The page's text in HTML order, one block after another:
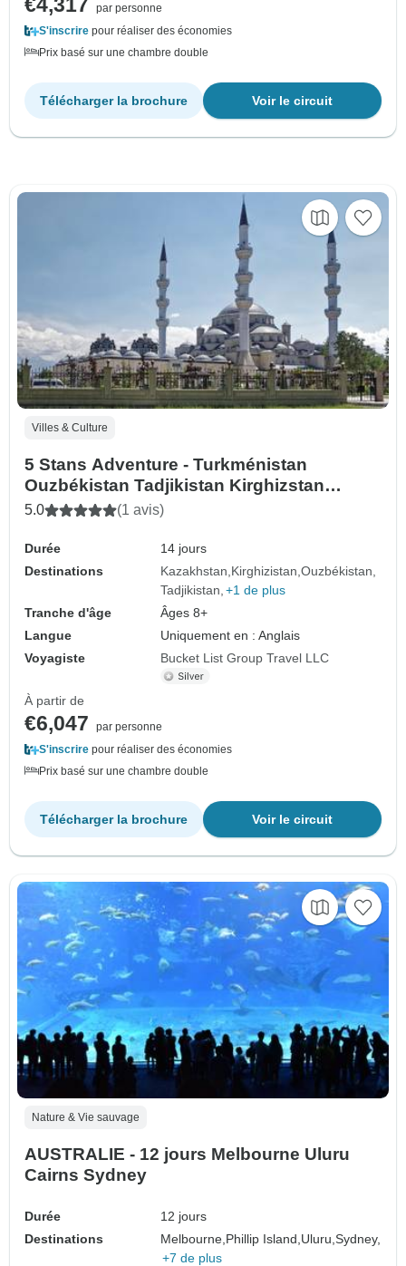
par personne
S'inscrire pour réaliser des économies
Prix basé sur une chambre double
Voir le circuit
Télécharger la brochure
Villes & Culture
5 Stans Adventure - Turkménistan
Ouzbékistan Tadjikistan Kirghizstan
Kazakhstan
5.0 (1 avis)
Durée
14 jours
Destinations
Kazakhstan Kirghizistan Ouzbékistan
Tadjikistan +1 de plus
Tranche d'âge
Âges 8+
Langue
Uniquement en : Anglais
Voyagiste
Bucket List Group Travel LLC
À partir de
€6,047
par personne
S'inscrire pour réaliser des économies
Prix basé sur une chambre double
Voir le circuit
Télécharger la brochure
Nature & Vie sauvage
AUSTRALIE - 12 jours Melbourne Uluru
Cairns Sydney
Durée
12 jours
Destinations
Melbourne, Phillip Island, Uluru,Sydney,
+7 de plus